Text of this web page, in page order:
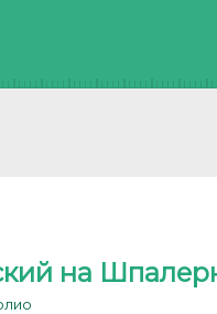
на